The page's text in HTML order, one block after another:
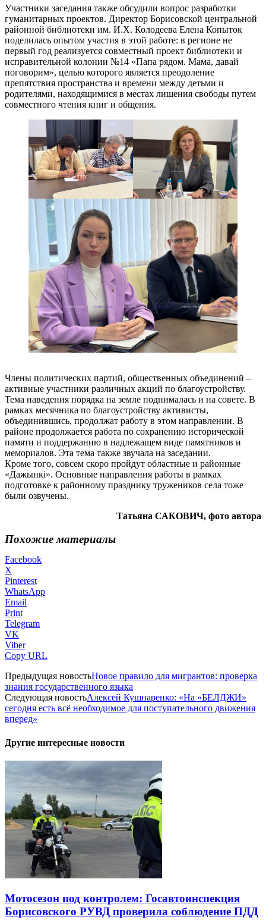
Участники заседания также обсудили вопрос разработки
гуманитарных проектов. Директор Борисовской центральной
районной библиотеки им. И.Х. Колодеева Елена Копыток
поделилась опытом участия в этой работе: в регионе не
первый год реализуется совместный проект библиотеки и
исправительной колонии №14 «Папа рядом. Мама, давай
поговорим», целью которого является преодоление
препятствия пространства и времени между детьми и
родителями, находящимися в местах лишения свободы путем
совместного чтения книг и общения.
Члены политических партий, общественных объединений –
активные участники различных акций по благоустройству.
Тема наведения порядка на земле поднималась и на совете. В
рамках месячника по благоустройству активисты,
объединившись, продолжат работу в этом направлении. В
районе продолжается работа по сохранению исторической
памяти и поддержанию в надлежащем виде памятников и
мемориалов. Эта тема также звучала на заседании.
Кроме того, совсем скоро пройдут областные и районные
«Дажынкі». Основные направления работы в рамках
подготовке к районному празднику тружеников села тоже
были озвучены.
Татьяна САКОВИЧ, фото автора
Похожие материалы
Facebook
X
Pinterest
WhatsApp
Email
Print
Telegram
VK
Viber
Copy URL
Предыдущая новостьНовое правило для мигрантов: проверка
знания государственного языка
Следующая новостьАлексей Кушнаренко: «На «БЕЛДЖИ»
сегодня есть всё необходимое для поступательного движения
вперед»
Другие интересные новости
Мотосезон под контролем: Госавтоинспекция
Борисовского РУВД проверила соблюдение ПДД